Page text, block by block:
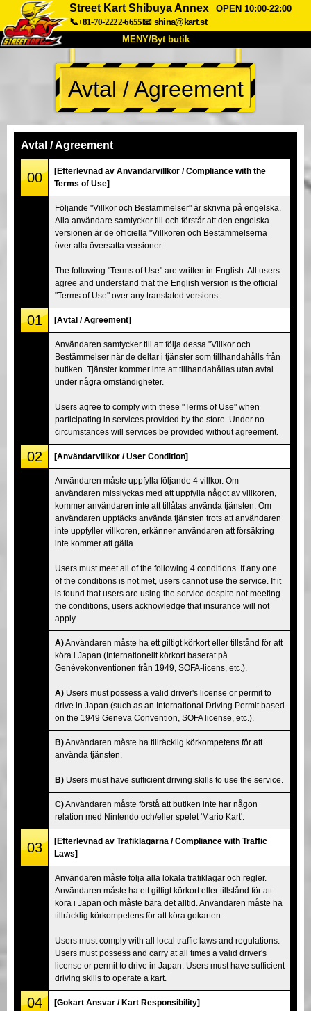
Street Kart Shibuya Annex
OPEN 10:00-22:00
📞+81-70-2222-6655📧 shina@kart.st
MENY/Byt butik
HEM
Om oss Specifikationer Pris
Företag
Tokyo Shinagawa
Tokyo Akihabara#2 Tokyo Shibuya
Tokyo Shibuya Annex Tokyo Bay
Okinawa
Avtal / Agreement
Avtal / Agreement
00
[Efterlevnad av Användarvillkor / Compliance with the
Terms of Use]
Följande "Villkor och Bestämmelser" är skrivna på engelska.
Alla användare samtycker till och förstår att den engelska
versionen är de officiella "Villkoren och Bestämmelserna
över alla översatta versioner.
The following "Terms of Use" are written in English. All users
agree and understand that the English version is the official
"Terms of Use" over any translated versions.
01 [Avtal / Agreement]
Användaren samtycker till att följa dessa "Villkor och
Bestämmelser när de deltar i tjänster som tillhandahålls från
butiken. Tjänster kommer inte att tillhandahållas utan avtal
under några omständigheter.
Users agree to comply with these "Terms of Use" when
participating in services provided by the store. Under no
circumstances will services be provided without agreement.
02 [Användarvillkor / User Condition]
Användaren måste uppfylla följande 4 villkor. Om
användaren misslyckas med att uppfylla något av villkoren,
kommer användaren inte att tillåtas använda tjänsten. Om
användaren upptäcks använda tjänsten trots att användaren
inte uppfyller villkoren, erkänner användaren att försäkring
inte kommer att gälla.
Users must meet all of the following 4 conditions. If any one
of the conditions is not met, users cannot use the service. If it
is found that users are using the service despite not meeting
the conditions, users acknowledge that insurance will not
apply.
A)Användaren måste ha ett giltigt körkort eller tillstånd för att
köra i Japan (Internationellt körkort baserat på
Genèvekonventionen från 1949, SOFA-licens, etc.).
A) Users must possess a valid driver's license or permit to
drive in Japan (such as an International Driving Permit based
on the 1949 Geneva Convention, SOFA license, etc.).
B)Användaren måste ha tillräcklig körkompetens för att
använda tjänsten.
B) Users must have sufficient driving skills to use the service.
C)Användaren måste förstå att butiken inte har någon
relation med Nintendo och/eller spelet 'Mario Kart'.
03
[Efterlevnad av Trafiklagarna / Compliance with Traffic
Laws]
Användaren måste följa alla lokala trafiklagar och regler.
Användaren måste ha ett giltigt körkort eller tillstånd för att
köra i Japan och måste bära det alltid. Användaren måste ha
tillräcklig körkompetens för att köra gokarten.
Users must comply with all local traffic laws and regulations.
Users must possess and carry at all times a valid driver's
license or permit to drive in Japan. Users must have sufficient
driving skills to operate a kart.
04 [Gokart Ansvar / Kart Responsibility]